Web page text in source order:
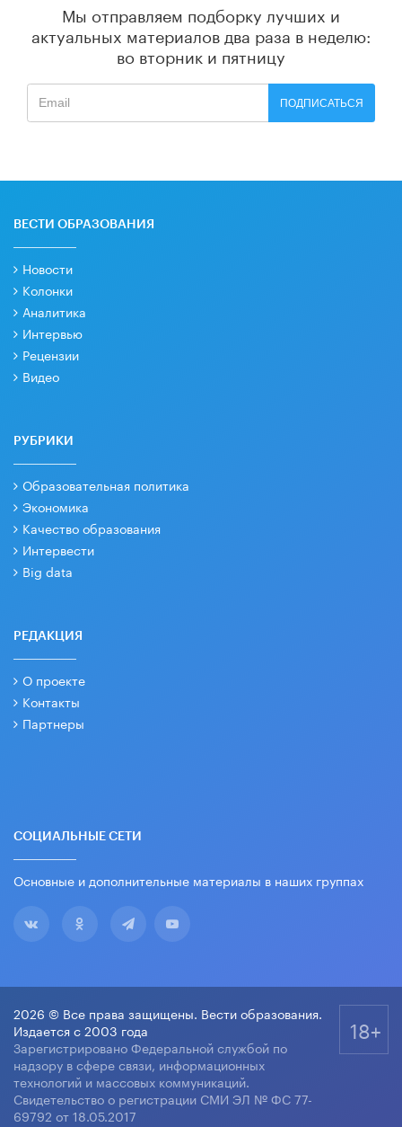
Мы отправляем подборку лучших и
актуальных материалов два раза в неделю:
во вторник и пятницу
ПОДПИСАТЬСЯ
ВЕСТИ ОБРАЗОВАНИЯ
Новости
Колонки
Аналитика
Интервью
Рецензии
Видео
РУБРИКИ
Образовательная политика
Экономика
Качество образования
Интервести
Big data
РЕДАКЦИЯ
О проекте
Контакты
Партнеры
СОЦИАЛЬНЫЕ СЕТИ
Основные и дополнительные материалы в наших группах
2026 © Все права защищены. Вести образования.
Издается с 2003 года
Зарегистрировано Федеральной службой по
надзору в сфере связи, информационных
технологий и массовых коммуникаций.
Свидетельство о регистрации СМИ ЭЛ № ФС 77-
69792 от 18.05.2017
18+